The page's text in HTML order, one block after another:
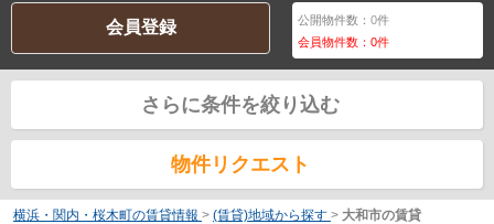
会員登録 公開物件数：0件
会員物件数：0件
さらに条件を絞り込む
物件リクエスト
横浜・関内・桜木町の賃貸情報 > (賃貸)地域から探す > 大和市の賃貸